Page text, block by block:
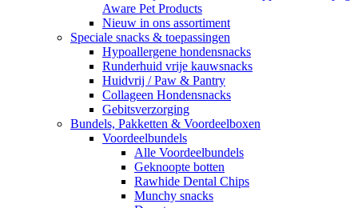
Aware Pet Products
Nieuw in ons assortiment
Speciale snacks & toepassingen
Hypoallergene hondensnacks
Runderhuid vrije kauwsnacks
Huidvrij / Paw & Pantry
Collageen Hondensnacks
Gebitsverzorging
Bundels, Pakketten & Voordeelboxen
Voordeelbundels
Alle Voordeelbundels
Geknoopte botten
Rawhide Dental Chips
Munchy snacks